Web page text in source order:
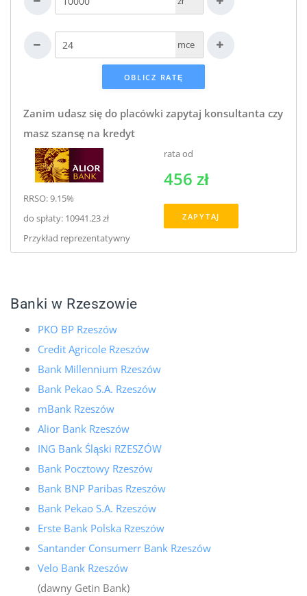
mce
Zanim udasz się do placówki zapytaj konsultanta czy
masz szansę na kredyt
RRSO: 9.15%
do spłaty: 10941.23 zł
Przykład reprezentatywny
rata od
456 zł
ZAPYTAJ
Banki w Rzeszowie
PKO BP Rzeszów
Credit Agricole Rzeszów
Bank Millennium Rzeszów
Bank Pekao S.A. Rzeszów
mBank Rzeszów
Alior Bank Rzeszów
ING Bank Śląski RZESZÓW
Bank Pocztowy Rzeszów
Bank BNP Paribas Rzeszów
Bank Pekao S.A. Rzeszów
Erste Bank Polska Rzeszów
Santander Consumerr Bank Rzeszów
Velo Bank Rzeszów
(dawny Getin Bank)